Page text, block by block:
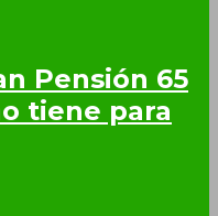
Pensión 65
tiene para